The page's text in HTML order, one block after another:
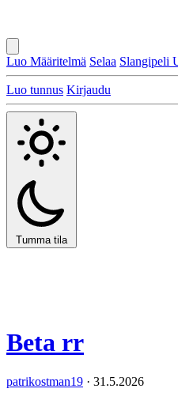
Luo Määritelmä Selaa Slangipeli
Luo tunnus Kirjaudu
Tumma tila
Beta rr
patrikostman19 · 31.5.2026